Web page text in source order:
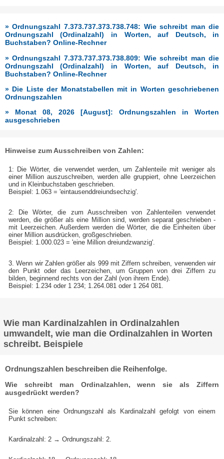
» Ordnungszahl 7.373.737.373.738.748: Wie schreibt man die
Ordnungszahl (Ordinalzahl) in Worten, auf Deutsch, in
Buchstaben? Online-Rechner
» Ordnungszahl 7.373.737.373.738.809: Wie schreibt man die
Ordnungszahl (Ordinalzahl) in Worten, auf Deutsch, in
Buchstaben? Online-Rechner
» Die Liste der Monatstabellen mit in Worten geschriebenen
Ordnungszahlen
» Monat 08, 2026 [August]: Ordnungszahlen in Worten
ausgeschrieben
Hinweise zum Ausschreiben von Zahlen:
1: Die Wörter, die verwendet werden, um Zahlenteile mit weniger als
einer Million auszuschreiben, werden alle gruppiert, ohne Leerzeichen
und in Kleinbuchstaben geschrieben.
Beispiel: 1.063 = 'eintausenddreiundsechzig'.
2: Die Wörter, die zum Ausschreiben von Zahlenteilen verwendet
werden, die größer als eine Million sind, werden separat geschrieben -
mit Leerzeichen. Außerdem werden die Wörter, die die Einheiten über
einer Million ausdrücken, großgeschrieben.
Beispiel: 1.000.023 = 'eine Million dreiundzwanzig'.
3. Wenn wir Zahlen größer als 999 mit Ziffern schreiben, verwenden wir
den Punkt oder das Leerzeichen, um Gruppen von drei Ziffern zu
bilden, beginnend rechts von der Zahl (von ihrem Ende).
Beispiel: 1.234 oder 1 234; 1.264.081 oder 1 264 081.
Wie man Kardinalzahlen in Ordinalzahlen
umwandelt, wie man die Ordinalzahlen in Worten
schreibt. Beispiele
Ordnungszahlen beschreiben die Reihenfolge.
Wie schreibt man Ordinalzahlen, wenn sie als Ziffern
ausgedrückt werden?
Sie können eine Ordnungszahl als Kardinalzahl gefolgt von einem
Punkt schreiben:
Kardinalzahl: 2 → Ordnungszahl: 2.